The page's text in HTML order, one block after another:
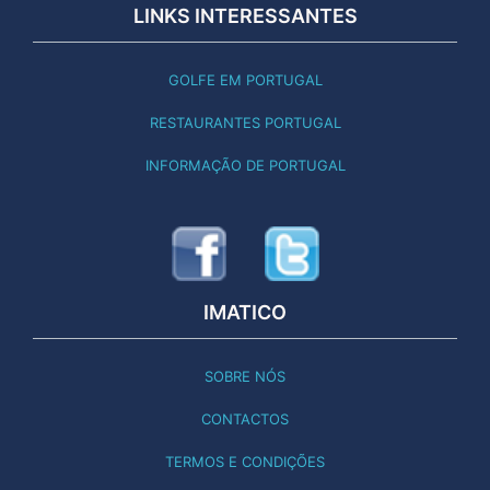
LINKS INTERESSANTES
GOLFE EM PORTUGAL
RESTAURANTES PORTUGAL
INFORMAÇÃO DE PORTUGAL
IMATICO
SOBRE NÓS
CONTACTOS
TERMOS E CONDIÇÕES